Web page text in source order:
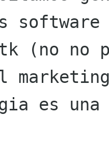
software
(no
es una